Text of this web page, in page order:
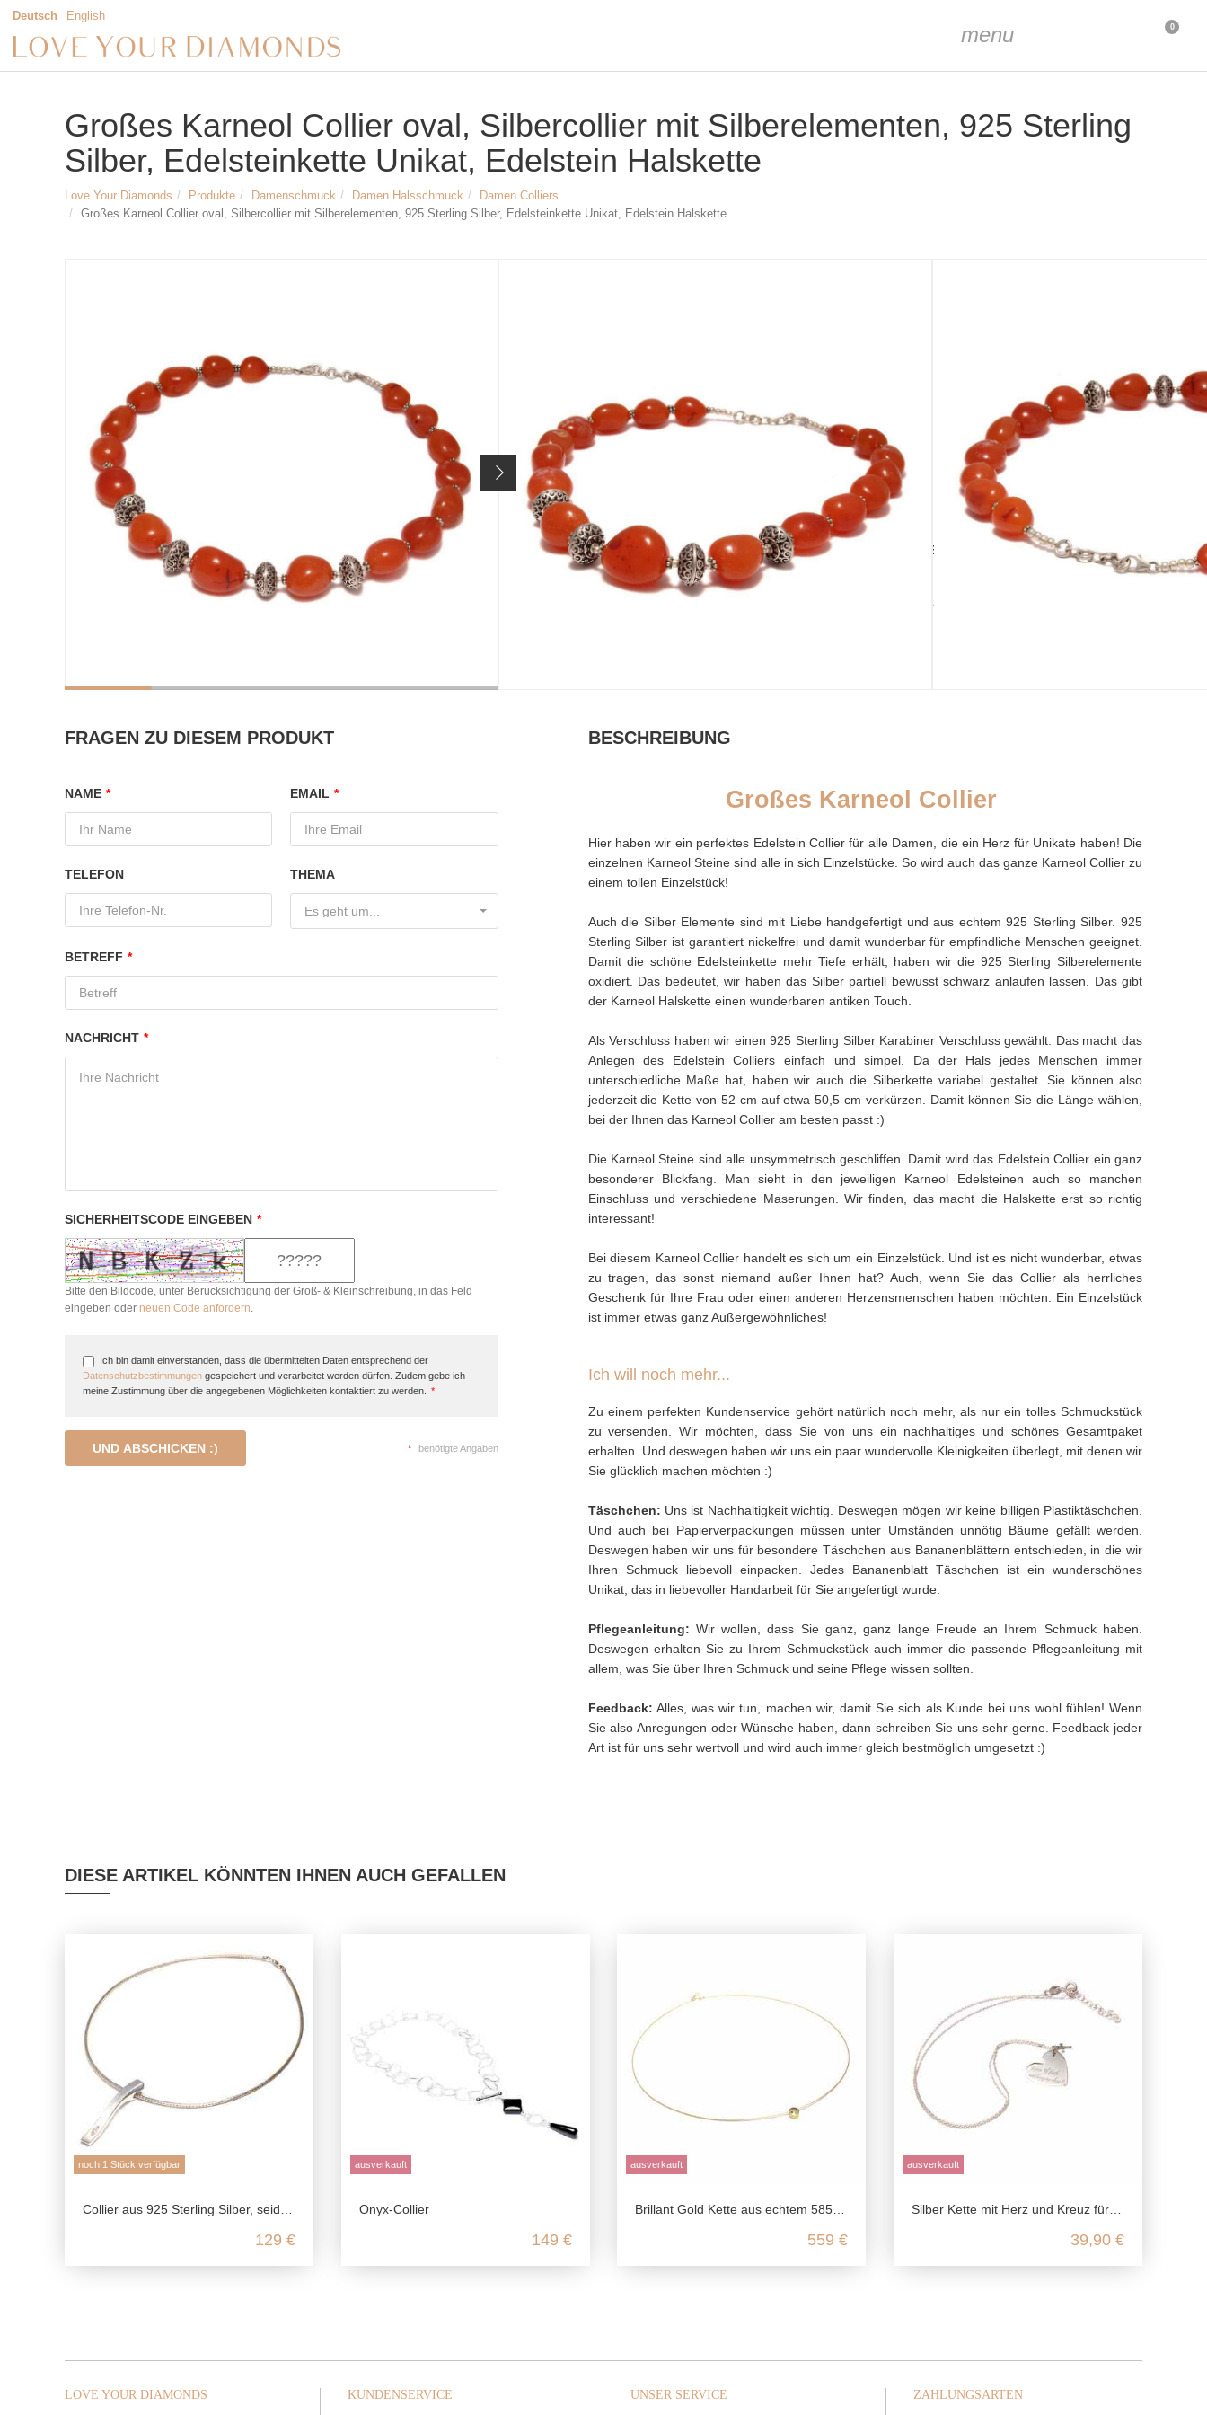
Deutsch English
menu 0
Großes Karneol Collier oval, Silbercollier mit Silberelementen, 925 Sterling
Silber, Edelsteinkette Unikat, Edelstein Halskette
Love Your Diamonds Produkte Damenschmuck Damen Halsschmuck
Damen Colliers
Großes Karneol Collier oval, Silbercollier mit Silberelementen, 925 Sterling Silber, Edelsteinkette Unikat, Edelstein Halskette
Artikelnr.2522
IN DEN WARENKORB
ausverkauft
MATERIAL
Karneol
EINZELSTÜCK
HANDGEFERTIGT
TÄSCHCHEN
VERSCHLUSS
Karabinerverschluss
FRAGEN ZU DIESEM PRODUKT
NAME * EMAIL *
TELEFON THEMA
Es geht um...
BETREFF *
NACHRICHT *
SICHERHEITSCODE EINGEBEN *
Bitte den Bildcode, unter Berücksichtigung der Groß- & Kleinschreibung, in das Feld
eingeben oder neuen Code anfordern.
Ich bin damit einverstanden, dass die übermittelten Daten entsprechend der
Datenschutzbestimmungen gespeichert und verarbeitet werden dürfen. Zudem gebe ich
meine Zustimmung über die angegebenen Möglichkeiten kontaktiert zu werden.
*
UND ABSCHICKEN :) * benötigte Angaben
BESCHREIBUNG
Großes Karneol Collier
Hier haben wir ein perfektes Edelstein Collier für alle Damen, die ein Herz für Unikate haben! Die
einzelnen Karneol Steine sind alle in sich Einzelstücke. So wird auch das ganze Karneol Collier zu
einem tollen Einzelstück!
Auch die Silber Elemente sind mit Liebe handgefertigt und aus echtem 925 Sterling Silber. 925
Sterling Silber ist garantiert nickelfrei und damit wunderbar für empfindliche Menschen geeignet.
Damit die schöne Edelsteinkette mehr Tiefe erhält, haben wir die 925 Sterling Silberelemente
oxidiert. Das bedeutet, wir haben das Silber partiell bewusst schwarz anlaufen lassen. Das gibt
der Karneol Halskette einen wunderbaren antiken Touch.
Als Verschluss haben wir einen 925 Sterling Silber Karabiner Verschluss gewählt. Das macht das
Anlegen des Edelstein Colliers einfach und simpel. Da der Hals jedes Menschen immer
unterschiedliche Maße hat, haben wir auch die Silberkette variabel gestaltet. Sie können also
jederzeit die Kette von 52 cm auf etwa 50,5 cm verkürzen. Damit können Sie die Länge wählen,
bei der Ihnen das Karneol Collier am besten passt :)
Die Karneol Steine sind alle unsymmetrisch geschliffen. Damit wird das Edelstein Collier ein ganz
besonderer Blickfang. Man sieht in den jeweiligen Karneol Edelsteinen auch so manchen
Einschluss und verschiedene Maserungen. Wir finden, das macht die Halskette erst so richtig
interessant!
Bei diesem Karneol Collier handelt es sich um ein Einzelstück. Und ist es nicht wunderbar, etwas
zu tragen, das sonst niemand außer Ihnen hat? Auch, wenn Sie das Collier als herrliches
Geschenk für Ihre Frau oder einen anderen Herzensmenschen haben möchten. Ein Einzelstück
ist immer etwas ganz Außergewöhnliches!
Ich will noch mehr...
Zu einem perfekten Kundenservice gehört natürlich noch mehr, als nur ein tolles Schmuckstück
zu versenden. Wir möchten, dass Sie von uns ein nachhaltiges und schönes Gesamtpaket
erhalten. Und deswegen haben wir uns ein paar wundervolle Kleinigkeiten überlegt, mit denen wir
Sie glücklich machen möchten :)
Täschchen: Uns ist Nachhaltigkeit wichtig. Deswegen mögen wir keine billigen Plastiktäschchen.
Und auch bei Papierverpackungen müssen unter Umständen unnötig Bäume gefällt werden.
Deswegen haben wir uns für besondere Täschchen aus Bananenblättern entschieden, in die wir
Ihren Schmuck liebevoll einpacken. Jedes Bananenblatt Täschchen ist ein wunderschönes
Unikat, das in liebevoller Handarbeit für Sie angefertigt wurde.
Pflegeanleitung: Wir wollen, dass Sie ganz, ganz lange Freude an Ihrem Schmuck haben.
Deswegen erhalten Sie zu Ihrem Schmuckstück auch immer die passende Pflegeanleitung mit
allem, was Sie über Ihren Schmuck und seine Pflege wissen sollten.
Feedback: Alles, was wir tun, machen wir, damit Sie sich als Kunde bei uns wohl fühlen! Wenn
Sie also Anregungen oder Wünsche haben, dann schreiben Sie uns sehr gerne. Feedback jeder
Art ist für uns sehr wertvoll und wird auch immer gleich bestmöglich umgesetzt :)
DIESE ARTIKEL KÖNNTEN IHNEN AUCH GEFALLEN
noch 1 Stück verfügbar
Collier aus 925 Sterling Silber, seidenmatt poliert mit Zirkonia
129 €
ausverkauft
Onyx-Collier
149 €
ausverkauft
Brillant Gold Kette aus echtem 585 Gelbgold
559 €
ausverkauft
Silber Kette mit Herz und Kreuz für Liebe und Glauben aus 925 Sterling Silber
39,90 €
LOVE YOUR DIAMONDS KUNDENSERVICE UNSER SERVICE ZAHLUNGSARTEN